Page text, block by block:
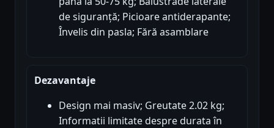
de siguranță; Picioare antiderapante;
Învelis din pasla; Fără asamblare
Dezavantaje
Design mai masiv; Greutate 2.02 kg;
Informatii limitate despre durata în